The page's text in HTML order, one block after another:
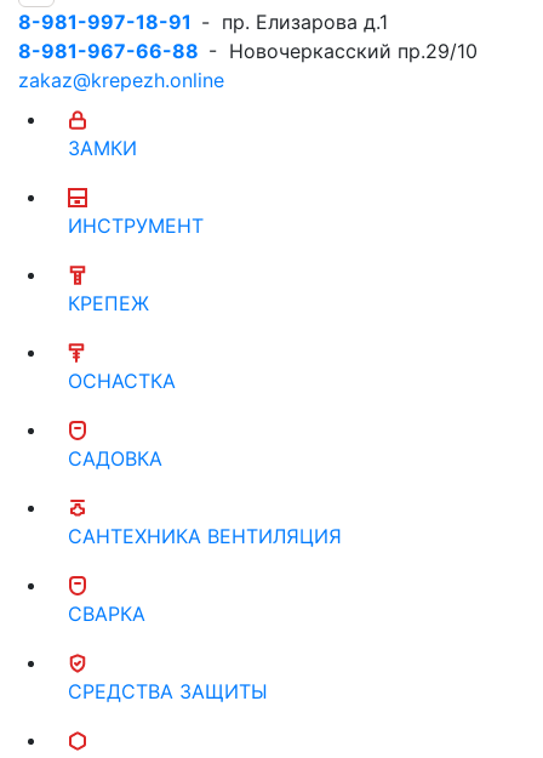
8-981-997-18-91 - пр. Елизарова д.1
8-981-967-66-88 - Новочеркасский пр.29/10
zakaz@krepezh.online
ЗАМКИ
ИНСТРУМЕНТ
КРЕПЕЖ
ОСНАСТКА
САДОВКА
САНТЕХНИКА ВЕНТИЛЯЦИЯ
СВАРКА
СРЕДСТВА ЗАЩИТЫ